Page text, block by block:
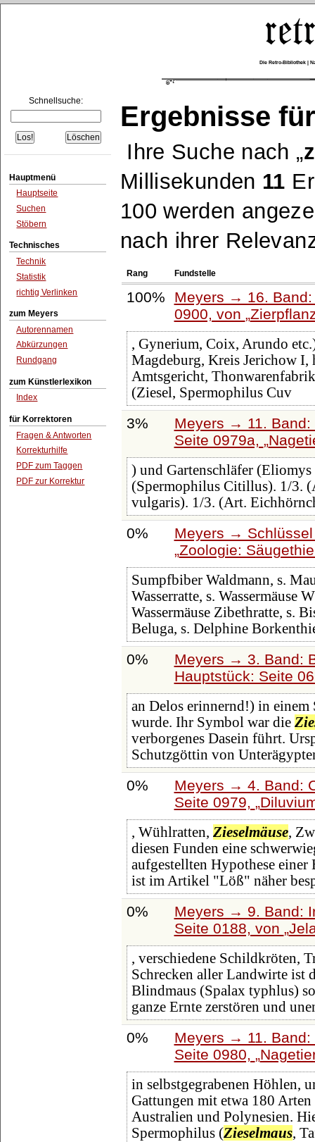
Die Retro-Bibliothek |
Schnellsuche:
Hauptmenü
Hauptseite
Suchen
Stöbern
Technisches
Technik
Statistik
richtig Verlinken
zum Meyers
Autorennamen
Abkürzungen
Rundgang
zum Künstlerlexikon
Index
für Korrektoren
Fragen & Antworten
Korrekturhilfe
PDF zum Taggen
PDF zur Korrektur
Ergebnisse
Ihre Suche nach
Millisekunden 11
100 werden
nach ihrer
Rang Fundstelle
100%
Meyers → 16.
0900, von
, Gynerium, Coix, Arundo
Magdeburg, Kreis Jerichow I,
Amtsgericht,
(Ziesel, Spermophilus Cuv
3%
Meyers → 11.
Seite 0979a,
) und Gartenschläfer
(Spermophilus Citillus). 1/3.
vulgaris). 1/3. (Art.
0%
Meyers →
Zoologie:
Sumpfbiber Waldmann, s.
Wasserratte, s. Wassermäuse
Wassermäuse Zibethratte, s.
Beluga, s. Delphine
0%
Meyers → 3. Band:
Hauptstück: Seite
an Delos erinnernd!) in einem
wurde. Ihr Symbol war die
verborgenes Dasein führt.
Schutzgöttin von
0%
Meyers → 4. Band:
Seite 0979,
, Wühlratten, Zieselmäuse,
diesen Funden eine
aufgestellten Hypothese
ist im Artikel "Löß" näher
0%
Meyers → 9. Band:
Seite 0188, von
, verschiedene Schildkröten,
Schrecken aller Landwirte ist
Blindmaus (Spalax typhlus)
ganze Ernte zerstören und
0%
Meyers → 11.
Seite 0980,
in selbstgegrabenen Höhlen,
Gattungen mit etwa 180
Australien und Polynesien.
Spermophilus (Zieselmaus,